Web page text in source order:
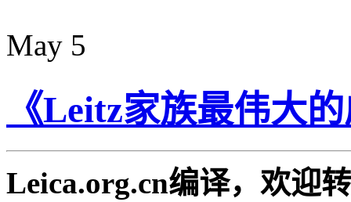
May 5
《Leitz家族最伟大
Leica.org.cn编译，欢迎